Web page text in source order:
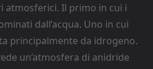
atmosferici. Il primo in cui i
dall’acqua. Uno in cui
principalmente da idrogeno.
un’atmosfera di anidride